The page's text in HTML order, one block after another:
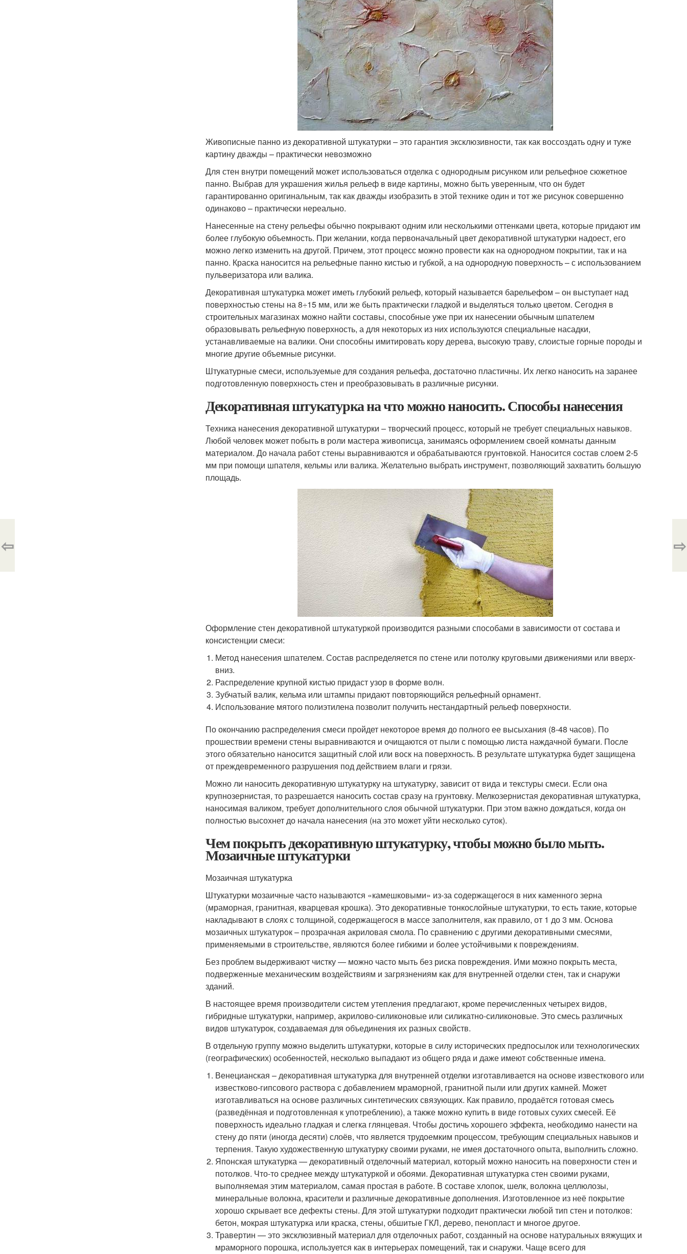
Живописные панно из декоративной штукатурки – это гарантия эксклюзивности, так как воссоздать одну и туже
картину дважды – практически невозможно
Для стен внутри помещений может использоваться отделка с однородным рисунком или рельефное сюжетное
панно. Выбрав для украшения жилья рельеф в виде картины, можно быть уверенным, что он будет
гарантированно оригинальным, так как дважды изобразить в этой технике один и тот же рисунок совершенно
одинаково – практически нереально.
Нанесенные на стену рельефы обычно покрывают одним или несколькими оттенками цвета, которые придают им
более глубокую объемность. При желании, когда первоначальный цвет декоративной штукатурки надоест, его
можно легко изменить на другой. Причем, этот процесс можно провести как на однородном покрытии, так и на
панно. Краска наносится на рельефные панно кистью и губкой, а на однородную поверхность – с использованием
пульверизатора или валика.
Декоративная штукатурка может иметь глубокий рельеф, который называется барельефом – он выступает над
поверхностью стены на 8÷15 мм, или же быть практически гладкой и выделяться только цветом. Сегодня в
строительных магазинах можно найти составы, способные уже при их нанесении обычным шпателем
образовывать рельефную поверхность, а для некоторых из них используются специальные насадки,
устанавливаемые на валики. Они способны имитировать кору дерева, высокую траву, слоистые горные породы и
многие другие объемные рисунки.
Штукатурные смеси, используемые для создания рельефа, достаточно пластичны. Их легко наносить на заранее
подготовленную поверхность стен и преобразовывать в различные рисунки.
Декоративная штукатурка на что можно наносить. Способы нанесения
Техника нанесения декоративной штукатурки – творческий процесс, который не требует специальных навыков.
Любой человек может побыть в роли мастера живописца, занимаясь оформлением своей комнаты данным
материалом. До начала работ стены выравниваются и обрабатываются грунтовкой. Наносится состав слоем 2-5
мм при помощи шпателя, кельмы или валика. Желательно выбрать инструмент, позволяющий захватить большую
площадь.
Оформление стен декоративной штукатуркой производится разными способами в зависимости от состава и
консистенции смеси:
Метод нанесения шпателем. Состав распределяется по стене или потолку круговыми движениями или вверх-
вниз.
Распределение крупной кистью придаст узор в форме волн.
Зубчатый валик, кельма или штампы придают повторяющийся рельефный орнамент.
Использование мятого полиэтилена позволит получить нестандартный рельеф поверхности.
По окончанию распределения смеси пройдет некоторое время до полного ее высыхания (8-48 часов). По
прошествии времени стены выравниваются и очищаются от пыли с помощью листа наждачной бумаги. После
этого обязательно наносится защитный слой или воск на поверхность. В результате штукатурка будет защищена
от преждевременного разрушения под действием влаги и грязи.
Можно ли наносить декоративную штукатурку на штукатурку, зависит от вида и текстуры смеси. Если она
крупнозернистая, то разрешается наносить состав сразу на грунтовку. Мелкозернистая декоративная штукатурка,
наносимая валиком, требует дополнительного слоя обычной штукатурки. При этом важно дождаться, когда он
полностью высохнет до начала нанесения (на это может уйти несколько суток).
Чем покрыть декоративную штукатурку, чтобы можно было мыть.
Мозаичные штукатурки
Мозаичная штукатурка
Штукатурки мозаичные часто называются «камешковыми» из-за содержащегося в них каменного зерна
(мраморная, гранитная, кварцевая крошка). Это декоративные тонкослойные штукатурки, то есть такие, которые
накладывают в слоях с толщиной, содержащегося в массе заполнителя, как правило, от 1 до 3 мм. Основа
мозаичных штукатурок – прозрачная акриловая смола. По сравнению с другими декоративными смесями,
применяемыми в строительстве, являются более гибкими и более устойчивыми к повреждениям.
Без проблем выдерживают чистку — можно часто мыть без риска повреждения. Ими можно покрыть места,
подверженные механическим воздействиям и загрязнениям как для внутренней отделки стен, так и снаружи
зданий.
В настоящее время производители систем утепления предлагают, кроме перечисленных четырех видов,
гибридные штукатурки, например, акрилово-силиконовые или силикатно-силиконовые. Это смесь различных
видов штукатурок, создаваемая для объединения их разных свойств.
В отдельную группу можно выделить штукатурки, которые в силу исторических предпосылок или технологических
(географических) особенностей, несколько выпадают из общего ряда и даже имеют собственные имена.
Венецианская – декоративная штукатурка для внутренней отделки изготавливается на основе известкового или
известково-гипсового раствора с добавлением мраморной, гранитной пыли или других камней. Может
изготавливаться на основе различных синтетических связующих. Как правило, продаётся готовая смесь
(разведённая и подготовленная к употреблению), а также можно купить в виде готовых сухих смесей. Её
поверхность идеально гладкая и слегка глянцевая. Чтобы достичь хорошего эффекта, необходимо нанести на
стену до пяти (иногда десяти) слоёв, что является трудоемким процессом, требующим специальных навыков и
терпения. Такую художественную штукатурку своими руками, не имея достаточного опыта, выполнить сложно.
Японская штукатурка — декоративный отделочный материал, который можно наносить на поверхности стен и
потолков. Что-то среднее между штукатуркой и обоями. Декоративная штукатурка стен своими руками,
выполняемая этим материалом, самая простая в работе. В составе хлопок, шелк, волокна целлюлозы,
минеральные волокна, красители и различные декоративные дополнения. Изготовленное из неё покрытие
хорошо скрывает все дефекты стены. Для этой штукатурки подходит практически любой тип стен и потолков:
бетон, мокрая штукатурка или краска, стены, обшитые ГКЛ, дерево, пенопласт и многое другое.
Травертин — это эксклюзивный материал для отделочных работ, созданный на основе натуральных вяжущих и
мраморного порошка, используется как в интерьерах помещений, так и снаружи. Чаще всего для
⇦ ⇨